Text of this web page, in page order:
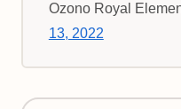
Ozono Royal
13, 2022